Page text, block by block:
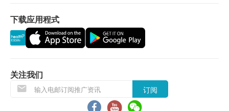
换货安排
当顾客收取已订购之货品时，有责任检查货品是否
退换产品必须包装完整，如退换之产品有任何残缺
或过期退回，供货商有权不受理。
如有其他损坏或遗漏查询，顾客必须保留有效收据
下载应用程式
关注我们
订阅